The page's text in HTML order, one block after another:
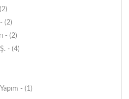
- (2)
(2)
- (2)
- (4)
- (1)